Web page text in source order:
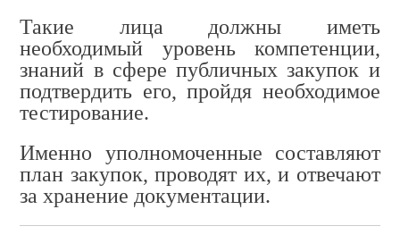
Такие лица должны иметь
необходимый уровень компетенции,
знаний в сфере публичных закупок и
подтвердить его, пройдя необходимое
тестирование.
Именно уполномоченные составляют
план закупок, проводят их, и отвечают
за хранение документации.